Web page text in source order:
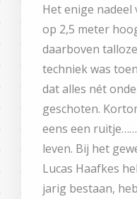
Het enige
op 2,5 meter
daarboven
techniek was
dat alles nét
geschoten.
eens een
leven. Bij het
Lucas Haafkes
jarig bestaan,